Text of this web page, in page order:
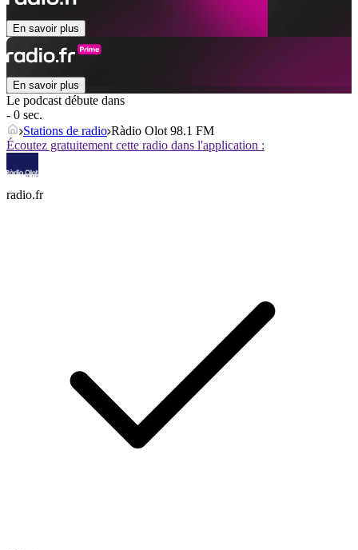
En savoir plus
En savoir plus
Le podcast débute dans
- 0 sec.
Stations de radio Ràdio Olot 98.1 FM
Écoutez gratuitement cette radio dans l'application :
radio.fr